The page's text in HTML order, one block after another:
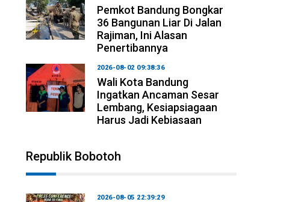
Pemkot Bandung Bongkar
36 Bangunan Liar Di Jalan
Rajiman, Ini Alasan
Penertibannya
2026-08-02 09:38:36
Wali Kota Bandung
Ingatkan Ancaman Sesar
Lembang, Kesiapsiagaan
Harus Jadi Kebiasaan
Republik Bobotoh
2026-08-05 22:39:29